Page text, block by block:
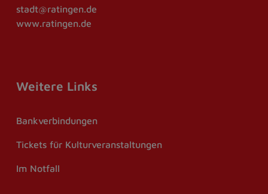
stadt@ratingen.de
www.ratingen.de
Weitere Links
Bankverbindungen
Tickets für Kulturveranstaltungen
Im Notfall